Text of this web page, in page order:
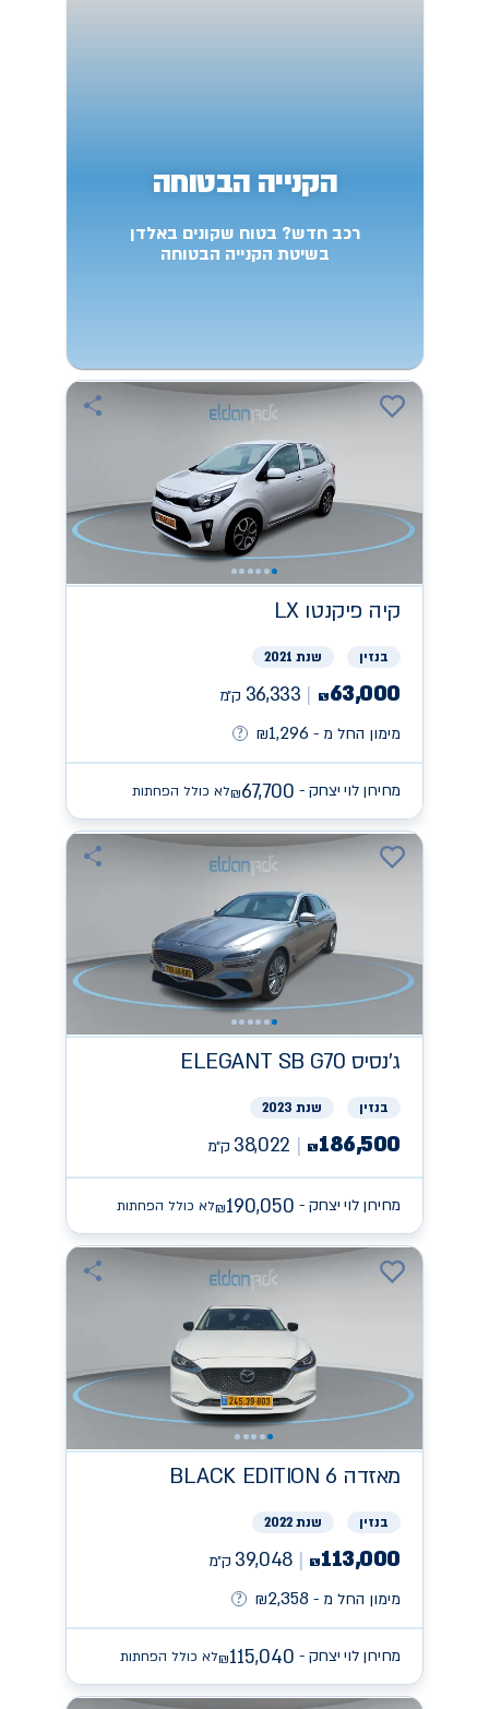
הקנייה הבטוחה
רכב חדש? בטוח שקונים באלדן
בשיטת הקנייה הבטוחה
קיה פיקנטו LX
בנזין שנת 2021
₪63,000
36,333 ק״מ
מימון החל מ -
₪1,296
מחירון לוי יצחק - ₪67,700 לא כולל הפחתות
ג'נסיס ELEGANT SB G70
בנזין שנת 2023
₪186,500
38,022 ק״מ
מחירון לוי יצחק - ₪190,050 לא כולל הפחתות
מאזדה BLACK EDITION 6
בנזין שנת 2022
₪113,000
39,048 ק״מ
מימון החל מ -
₪2,358
מחירון לוי יצחק - ₪115,040 לא כולל הפחתות